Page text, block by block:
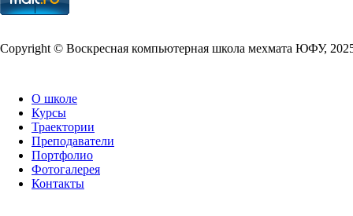
Copy­right © Воскресная компьютерная школа мехмата ЮФУ,
О школе
Курсы
Траектории
Преподаватели
Портфолио
Фотогалерея
Контакты